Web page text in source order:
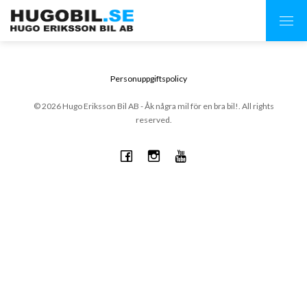
© 2026 Hugo Eriksson Bil AB - Åk några mil för en bra bil!. All rights
reserved.
Personuppgiftspolicy